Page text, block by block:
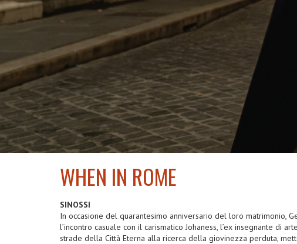
2024
WHEN IN ROME
SINOSSI
In occasione del quarantesimo anniversario del loro matrimonio,
l’incontro casuale con il carismatico Johaness, l’ex insegnante
strade della Città Eterna alla ricerca della giovinezza perduta,